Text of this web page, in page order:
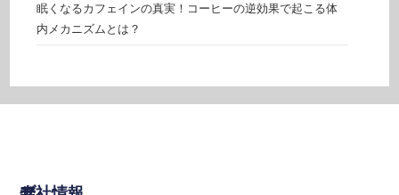
眠くなるカフェインの真実！コーヒーの逆効果で起こる体
内メカニズムとは？